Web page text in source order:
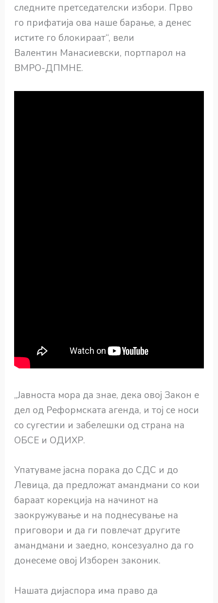
следните претседателски избори. Прво
го прифатија ова наше барање, а денес
истите го блокираат“, вели
Валентин Манасиевски, портпарол на
ВМРО-ДПМНЕ.
„Јавноста мора да знае, дека овој Закон е
дел од Реформската агенда, и тој се носи
со сугестии и забелешки од страна на
ОБСЕ и ОДИХР.
Упатуваме јасна порака до СДС и до
Левица, да предложат амандмани со кои
бараат корекција на начинот на
заокружување и на поднесување на
приговори и да ги повлечат другите
амандмани и заедно, консезуално да го
донесеме овој Изборен законик.
Нашата дијаспора има право да